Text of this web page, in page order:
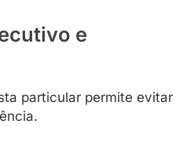
e
particular permite evitar